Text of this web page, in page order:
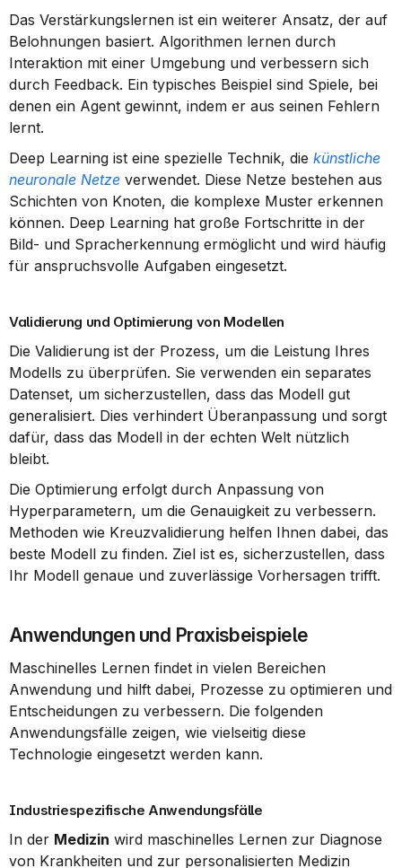
Das Verstärkungslernen ist ein weiterer Ansatz, der auf
Belohnungen basiert. Algorithmen lernen durch
Interaktion mit einer Umgebung und verbessern sich
durch Feedback. Ein typisches Beispiel sind Spiele, bei
denen ein Agent gewinnt, indem er aus seinen Fehlern
lernt.
Deep Learning ist eine spezielle Technik, die künstliche
neuronale Netze verwendet. Diese Netze bestehen aus
Schichten von Knoten, die komplexe Muster erkennen
können. Deep Learning hat große Fortschritte in der
Bild- und Spracherkennung ermöglicht und wird häufig
für anspruchsvolle Aufgaben eingesetzt.
Validierung und Optimierung von Modellen
Die Validierung ist der Prozess, um die Leistung Ihres
Modells zu überprüfen. Sie verwenden ein separates
Datenset, um sicherzustellen, dass das Modell gut
generalisiert. Dies verhindert Überanpassung und sorgt
dafür, dass das Modell in der echten Welt nützlich
bleibt.
Die Optimierung erfolgt durch Anpassung von
Hyperparametern, um die Genauigkeit zu verbessern.
Methoden wie Kreuzvalidierung helfen Ihnen dabei, das
beste Modell zu finden. Ziel ist es, sicherzustellen, dass
Ihr Modell genaue und zuverlässige Vorhersagen trifft.
Anwendungen und Praxisbeispiele
Maschinelles Lernen findet in vielen Bereichen
Anwendung und hilft dabei, Prozesse zu optimieren und
Entscheidungen zu verbessern. Die folgenden
Anwendungsfälle zeigen, wie vielseitig diese
Technologie eingesetzt werden kann.
Industriespezifische Anwendungsfälle
In der Medizin wird maschinelles Lernen zur Diagnose
von Krankheiten und zur personalisierten Medizin